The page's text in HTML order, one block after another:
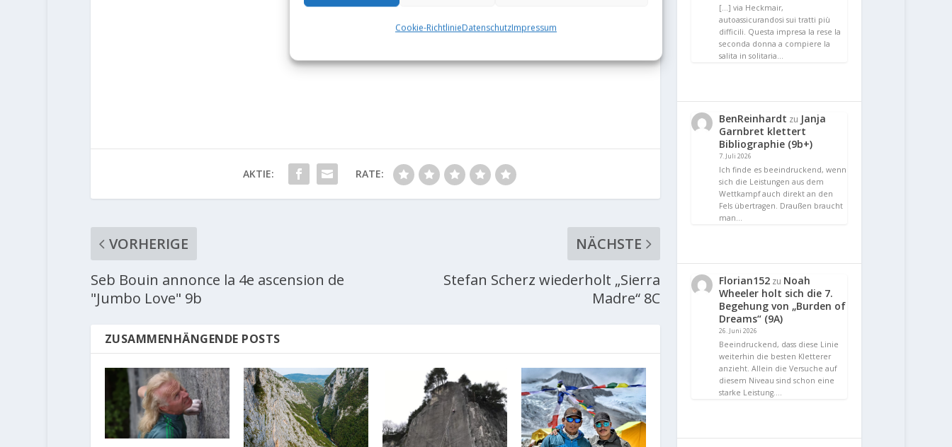
Cookie-RichtlinieDatenschutzImpressum
AKTIE: RATE:
VORHERIGE
Seb Bouin annonce la 4e ascension de
"Jumbo Love" 9b
NÄCHSTE
Stefan Scherz wiederholt „Sierra
Madre“ 8C
ZUSAMMENHÄNGENDE POSTS
[…] via Heckmair,
autoassicurandosi sui tratti più
difficili. Questa impresa la rese la
seconda donna a compiere la
salita in solitaria…
BenReinhardt zu Janja
Garnbret klettert
Bibliographie (9b+)
7. Juli 2026
Ich finde es beeindruckend, wenn
sich die Leistungen aus dem
Wettkampf auch direkt an den
Fels übertragen. Draußen braucht
man…
Florian152 zu Noah
Wheeler holt sich die 7.
Begehung von „Burden of
Dreams“ (9A)
26. Juni 2026
Beeindruckend, dass diese Linie
weiterhin die besten Kletterer
anzieht. Allein die Versuche auf
diesem Niveau sind schon eine
starke Leistung.…